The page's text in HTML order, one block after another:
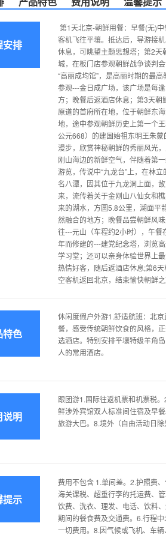
安排
第1天北京-朝鲜用餐：早餐(无)
客机飞往平壤。抵达后，导游接
休息，可眺望主题思想塔；第2
城，在板门店参观朝鲜战争谈判
“高丽成均馆”，是高丽时期的最
参观---金日成广场，该广场是每
方；晚餐后返酒店休息；第3天
原道的首府所在地，位于朝鲜东
地，途中参观朝鲜历史上第一个
公元668）的建国始祖东明王朱
漫步，欣赏神秘朝鲜的秀丽风光
刚山海边的新鲜空气，伴随着第
游览，传说中“九龙台”上，在林
名八潭，因其位于九龙洞上面，
来，流传着关于金刚山八仙女和
来的湖水，方圆5.8公里，湖面平
然融合的地方；晚餐品尝朝鲜风
往---元山（车程约2小时），午
年而修建的---建党纪念塔，浏览
学习堂；还可以亲身体验世界上
热情好客，随后返酒店休息;第6
空客机返回北京，结束愉快朝鲜之
特色
休闲度假户外游1.舒适航班：北
餐，感受传统朝鲜饮食的风格，
选酒店。特别安排平壤特级羊角
人的常用酒店。
说明
跟团游1.国际往返机票和机票税
鲜涉外宾馆双人标准间住宿及早
旅游大巴。8.境外（自由活动日
提示
费用不包含 1.单间差。2.护照费
海关课税、超重行李的托运费、
饮费、洗衣、理发、电话、饮料
期间的餐食费及交通费。6.行程
一切费用。8.因气候或飞机、车